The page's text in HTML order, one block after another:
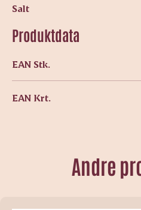
Salt
Produktdata
EAN Stk.
EAN Krt.
Andre